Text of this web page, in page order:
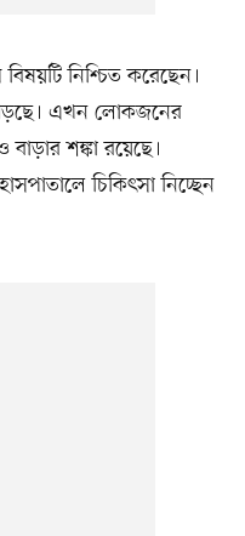
নিশ্চিত করেছেন।
এখন লোকজনের
শঙ্কা রয়েছে।
চিকিৎসা নিচ্ছেন